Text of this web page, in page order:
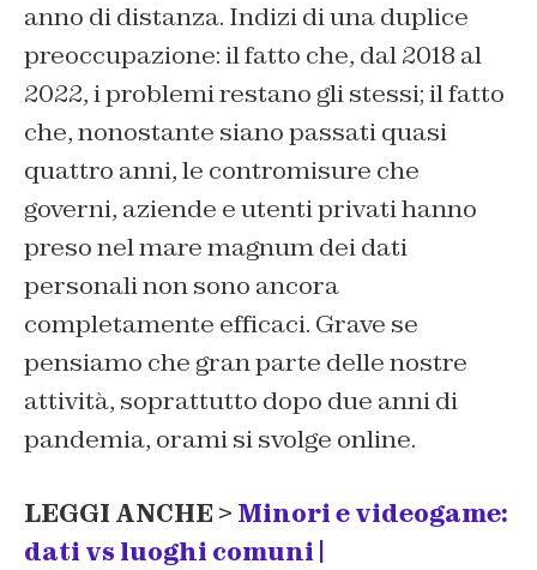
anno di distanza. Indizi di una duplice
preoccupazione: il fatto che, dal 2018 al
2022, i problemi restano gli stessi; il fatto
che, nonostante siano passati quasi
quattro anni, le contromisure che
governi, aziende e utenti privati hanno
preso nel mare magnum dei dati
personali non sono ancora
completamente efficaci. Grave se
pensiamo che gran parte delle nostre
attività, soprattutto dopo due anni di
pandemia, orami si svolge online.
LEGGI ANCHE > Minori e videogame:
dati vs luoghi comuni |